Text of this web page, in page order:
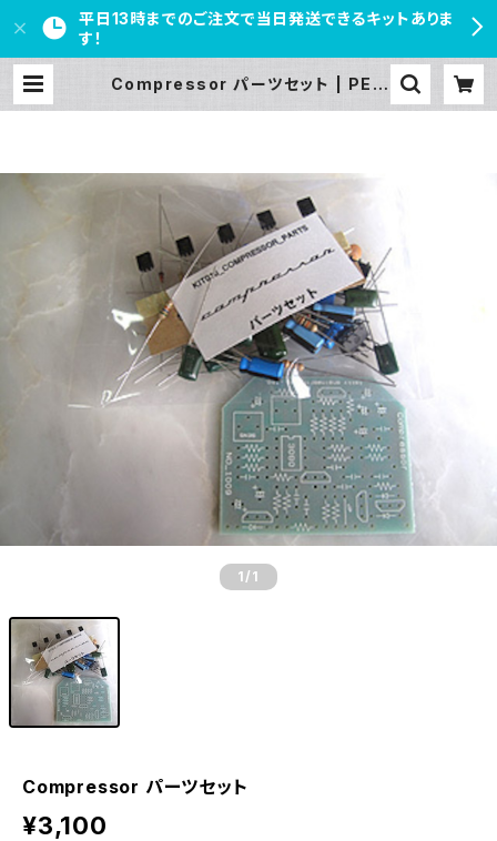
平日13時までのご注文で当日発送できるキットありま
す！
Compressor パーツセット | PED
1 /1
Compressor パーツセット
¥3,100